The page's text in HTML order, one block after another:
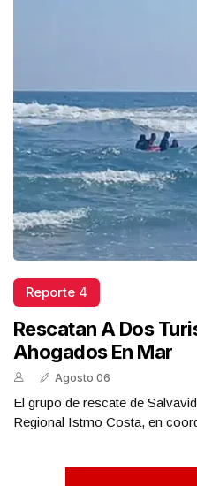
Reporte 4
Rescatan A Dos
Ahogados En Mar
Agosto 06
El grupo de rescate de
Regional Istmo Costa, en